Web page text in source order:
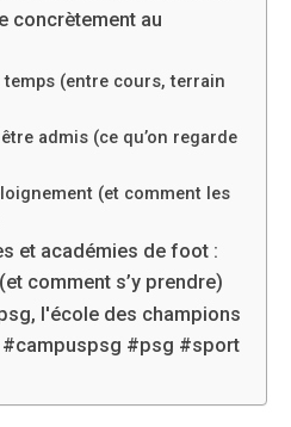
concrètement au
temps (entre cours, terrain
admis (ce qu’on regarde
(et comment les
et académies de foot :
comment s’y prendre)
l'école des champions
#campuspsg #psg #sport